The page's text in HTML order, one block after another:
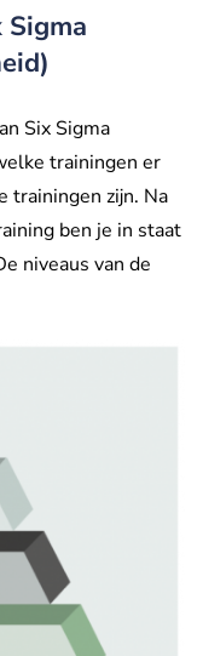
Sigma
Six Sigma
trainingen er
trainingen zijn. Na
ben je in staat
niveaus van de